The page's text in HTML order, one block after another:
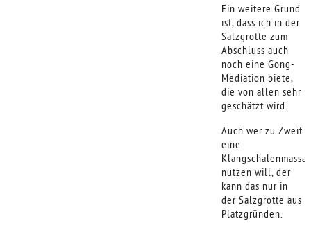
Ein weitere Grund
ist, dass ich in der
Salzgrotte zum
Abschluss auch
noch eine Gong-
Mediation biete,
die von allen sehr
geschätzt wird.
Auch wer zu Zweit
eine
nutzen will, der
kann das nur in
der Salzgrotte aus
Platzgründen.